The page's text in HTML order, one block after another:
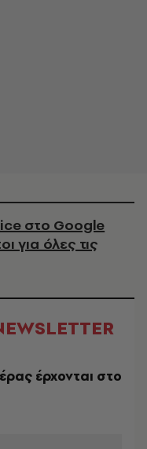
στο Google
για όλες τις
έρχονται στο